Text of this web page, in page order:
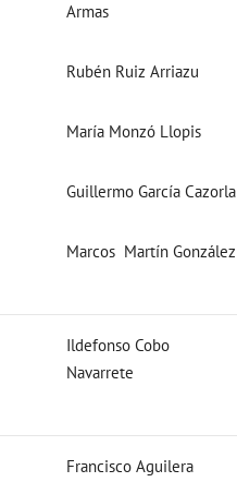
Armas
Rubén Ruiz Arriazu
María Monzó Llopis
Guillermo García Cazorla
Marcos Martín González
Ildefonso Cobo
Navarrete
Francisco Aguilera